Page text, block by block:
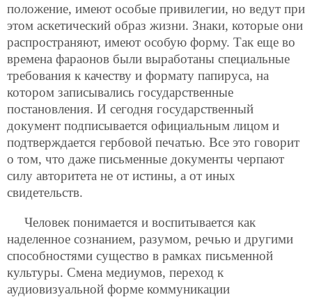
положение, имеют особые привилегии, но ведут при
этом аскетический образ жизни. Знаки, которые они
распространяют, имеют особую форму. Так еще во
времена фараонов были выработаны специальные
требования к качеству и формату папируса, на
котором записывались государственные
постановления. И сегодня государственный
документ подписывается официальным лицом и
подтверждается гербовой печатью. Все это говорит
о том, что даже письменные документы черпают
силу авторитета не от истины, а от иных
свидетельств.
Человек понимается и воспитывается как
наделенное сознанием, разумом, речью и другими
способностями существо в рамках письменной
культуры. Смена медиумов, переход к
аудиовизуальной форме коммуникации